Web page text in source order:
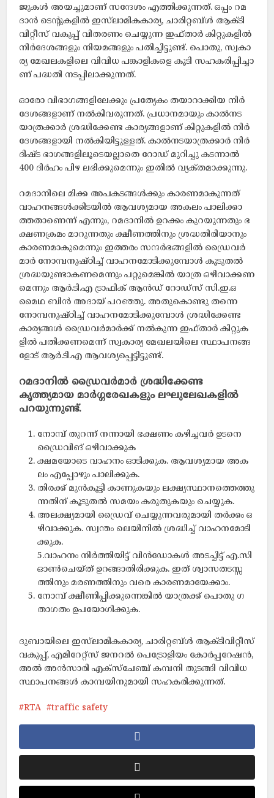
ജു​ക​ൾ അ​യ​ച്ചു​മാ​ണ്​ സ​ന്ദേ​ശം എ​ത്തി​ക്കു​ന്ന​ത്. ഒപ്പം റ​മ​
ദാ​ൻ ടെ​ന്‍റു​ക​ളി​ൽ ഇ​സ്​​ലാ​മി​ക​കാ​ര്യ, ചാ​രി​റ്റ​ബ്​​ൾ ആ​ക്ടി​
വി​റ്റീ​സ്​ വ​കു​പ്പ് വി​ത​ര​ണം ചെ​യ്യു​ന്ന ഇ​ഫ്താ​ർ കി​റ്റു​ക​ളി​ൽ
നി​ർ​ദേ​ശ​ങ്ങ​ളും നി​യ​മ​ങ്ങ​ളും പ​തി​ച്ചി​ട്ടു​ണ്ട്. പൊ​തു, സ്വ​കാ​
ര്യ മേ​ഖ​ല​ക​ളി​ലെ വി​വി​ധ പ​ങ്കാ​ളി​ക​ളെ കൂ​ടി സ​ഹ​ക​രി​പ്പി​ച്ചാ​
ണ്​ പ​ദ്ധ​തി ന​ട​പ്പി​ലാ​ക്കു​ന്ന​ത്.
ഓ​രോ വി​ഭാ​ഗ​ങ്ങ​ളി​ലേ​ക്കും പ്ര​ത്യേ​കം ത​യാ​റാ​ക്കി​യ നി​ർ​
ദേ​ശ​ങ്ങ​ളാ​ണ്​ ന​ൽ​കി​വ​രു​ന്ന​ത്. പ്ര​ധാ​ന​മാ​യും കാ​ൽ​ന​ട​
യാ​ത്ര​ക്കാ​ർ ശ്ര​ദ്ധി​ക്കേ​ണ്ട കാ​ര്യ​ങ്ങ​ളാ​ണ്​ കി​റ്റു​ക​ളി​ൽ നി​ർ​
ദേ​ശ​ങ്ങ​ളാ​യി ന​ൽ​കി​യി​ട്ടു​ള്ള​ത്. കാ​ൽ​ന​ട​യാ​ത്ര​ക്കാ​ർ നി​ർ​
ദി​ഷ്ട ഭാ​ഗ​ങ്ങ​ളി​ലൂ​ടെ​യ​ല്ലാ​തെ റോ​ഡ്​ മു​റി​ച്ചു ക​ട​ന്നാ​ൽ
400 ദി​ർ​ഹം പി​ഴ ല​ഭി​ക്കു​മെ​ന്നും ഇ​തി​ൽ വ്യ​ക്​​ത​മാ​ക്കു​ന്നു.
റ​മ​ദാ​നി​ലെ മി​ക്ക അ​പ​ക​ട​ങ്ങ​ൾ​ക്കും കാ​ര​ണ​മാ​കു​ന്ന​ത്​
വാ​ഹ​ന​ങ്ങ​ൾ​ക്കി​ട​യി​ൽ ആ​വ​ശ്യ​മാ​യ അ​ക​ലം പാ​ലി​ക്കാ​
ത്ത​താ​ണെ​ന്ന് എന്നും, റ​മ​ദാ​നി​ൽ ഉ​റ​ക്കം കു​റ​യു​ന്ന​തും ഭ​
ക്ഷ​ണ​ക്ര​മം മാ​റു​ന്ന​തും ക്ഷീ​ണ​ത്തി​നും ശ്ര​ദ്ധ​തി​രി​യാ​നും
കാ​ര​ണ​മാ​കു​മെ​ന്നും ഇ​ത്ത​രം സ​ന്ദ​ർ​ഭ​ങ്ങ​ളി​ൽ ഡ്രൈ​വ​ർ​
മാ​ർ നോ​മ്പ​നു​ഷ്ഠി​ച്ച്​ വാ​ഹ​ന​മോ​ടി​ക്കു​മ്പോ​ൾ കൂ​ടു​ത​ൽ
ശ്ര​ദ്ധ​യു​ണ്ടാ​ക​ണ​മെ​ന്നും പറ്റുമെങ്കിൽ യാ​ത്ര ഒ​ഴി​വാ​ക്ക​ണ​
മെ​ന്നും ആ​ർ.​ടി.​എ ട്രാ​ഫി​ക്​ ആ​ൻ​ഡ്​ റോ​ഡ്​​സ്​ സി.​ഇ.​ഒ
മൈ​ഥ ബി​ൻ അ​ദാ​യ്​ പ​റ​ഞ്ഞു. അതുകൊണ്ടു തന്നെ
നോ​മ്പ​നു​ഷ്ഠി​ച്ച്​ വാ​ഹ​ന​മോ​ടി​ക്കു​​മ്പോ​ൾ ശ്ര​ദ്ധി​ക്കേ​ണ്ട
കാ​ര്യ​ങ്ങ​ൾ ഡ്രൈ​വ​ർ​മാ​ർ​ക്ക്​ ന​ൽ​കു​ന്ന ഇ​ഫ്താ​ർ കി​റ്റു​ക​
ളി​ൽ പ​തി​ക്ക​ണ​മെ​ന്ന്​ സ്വ​കാ​ര്യ മേ​ഖ​ല​യി​ലെ സ്ഥാ​പ​ന​ങ്ങ​
ളോ​ട്​ ആ​ർ.​ടി.​എ ആ​വ​ശ്യ​പ്പെ​ട്ടി​ട്ടു​ണ്ട്.
റ​മ​ദാ​നി​ൽ ഡ്രൈ​വ​ർ​മാ​ർ ശ്ര​ദ്ധി​ക്കേ​ണ്ട​
കൃത്ത്യമായ മാർഗ്ഗരേഖകളും ല​ഘു​ലേ​ഖ​കളിൽ
പറയുന്നുണ്ട്.
നോ​മ്പ്​ തു​റ​ന്ന്​ ന​ന്നാ​യി ഭ​ക്ഷ​ണം ക​ഴി​ച്ചവർ ഉ​ട​നെ
ഡ്രൈ​വി​ങ്​ ഒ​ഴി​വാ​ക്കു​ക
ക്ഷ​മ​യോ​ടെ വാ​ഹ​നം ഓ​ടി​ക്കു​ക. ആ​വ​ശ്യ​മാ​യ അ​ക​
ലം എ​പ്പോ​ഴും പാ​ലി​ക്കു​ക.
തി​ര​ക്ക്​ മു​ൻ​കൂ​ട്ടി കാ​ണു​ക​യും ല​ക്ഷ്യ​സ്ഥാ​ന​ത്തെ​ത്തു​
ന്ന​തി​ന്​ കൂ​ടു​ത​ൽ സ​മ​യം ക​രു​തു​ക​യും ചെ​യ്യു​ക.
അ​ല​ക്ഷ്യ​മാ​യി ​ഡ്രൈ​വ്​ ചെ​യ്യു​ന്ന​വ​രു​മാ​യി ത​ർ​ക്കം ഒ​
ഴി​വാ​ക്കു​ക. സ്വ​ന്തം ലെ​യി​നി​ൽ ശ്ര​ദ്ധി​ച്ച്​ വാ​ഹ​ന​മോ​ടി​
ക്കു​ക.
5.വാ​ഹ​നം നി​ർ​ത്തി​യി​ട്ട്​ വി​ൻ​ഡോ​ക​ൾ അ​ട​ച്ചി​ട്ട്​ എ.​സി
ഓ​ൺ​ചെ​യ്ത്​ ഉ​റ​ങ്ങാ​തി​രി​ക്കു​ക. ഇ​ത്​ ശ്വാ​സ​ത​ട​സ്സ​
ത്തി​നും മ​ര​ണ​ത്തി​നും വ​രെ കാ​ര​ണ​മാ​യേ​ക്കാം.
നോ​മ്പ്​ ക്ഷീ​ണി​പ്പി​ക്കു​ന്നെ​ങ്കി​ൽ യാ​ത്ര​ക്ക്​ പൊ​തു ഗ​
താ​ഗ​തം ഉ​പ​യോ​ഗി​ക്കു​ക.
ദുബായിലെ ഇ​സ്​​ലാ​മി​ക​കാ​ര്യ, ചാ​രി​റ്റ​ബ്​​ൾ ആ​ക്ടി​വി​റ്റീ​സ്​
വ​കു​പ്പ്, എ​മി​റേ​റ്റ്​​സ്​ ജ​ന​റ​ൽ പെ​ട്രോ​ളി​യം കോ​ർ​പ്പ​റേ​ഷ​ൻ,
അ​ൽ അ​ൻ​സാ​രി എ​ക്സ്​​ചേ​ഞ്ച്​ ക​മ്പ​നി തു​ട​ങ്ങി വി​വി​ധ
സ്ഥാ​പ​ന​ങ്ങ​ൾ കാ​മ്പ​യി​നു​മാ​യി സ​ഹ​ക​രി​ക്കു​ന്നത്.
RTA traffic safety